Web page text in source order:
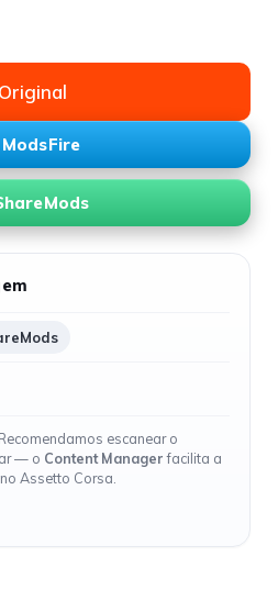
Original
ModsFire
escanear o
— o Content Managerfacilita a
Assetto Corsa.